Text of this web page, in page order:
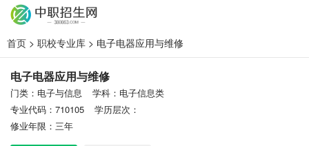
首页 > 职校专业库 > 电子电器应用与维修
电子电器应用与维修
门类：电子与信息
学科：电子信息类
专业代码：710105
学历层次：
修业年限：三年